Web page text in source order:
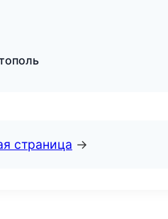
страница →